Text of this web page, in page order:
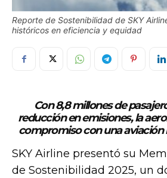
Reporte de Sostenibilidad de SKY
históricos en eficiencia y equidad
Con 8,8 millones de
reducción en emisiones, la
compromiso con una aviación
SKY Airline presentó su
de Sostenibilidad 2025, un